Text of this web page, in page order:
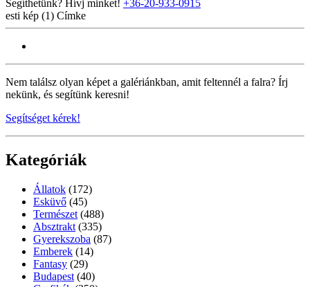
Segíthetünk? Hívj minket! +36-20-933-0915
esti kép (1) Címke
Nem találsz olyan képet a galériánkban, amit feltennél a falra? Írj
nekünk, és segítünk keresni!
Segítséget kérek!
Kategóriák
Állatok (172)
Esküvő (45)
Természet (488)
Absztrakt (335)
Gyerekszoba (87)
Emberek (14)
Fantasy (29)
Budapest (40)